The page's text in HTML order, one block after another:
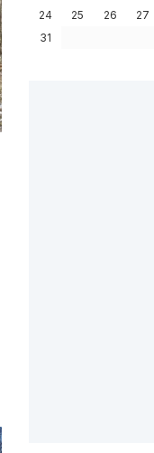
24
25 26 27
31